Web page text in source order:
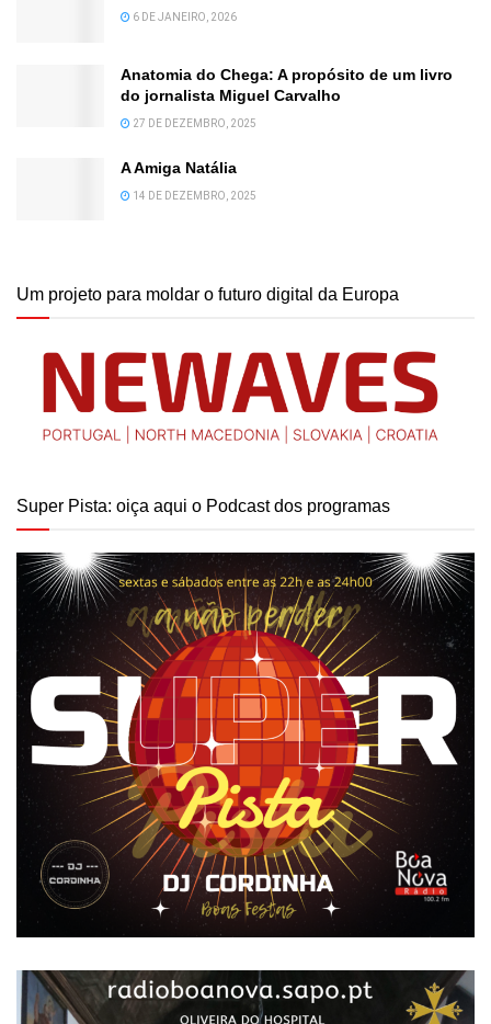
6 DE JANEIRO, 2026
Anatomia do Chega: A propósito de um livro
do jornalista Miguel Carvalho
27 DE DEZEMBRO, 2025
A Amiga Natália
14 DE DEZEMBRO, 2025
Um projeto para moldar o futuro digital da Europa
Super Pista: oiça aqui o Podcast dos programas